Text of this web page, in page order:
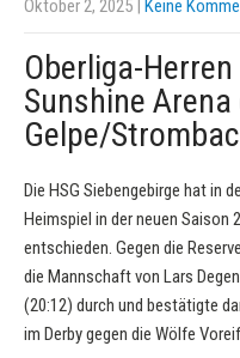
Oktober 2, 2025 Keine
Oberliga-
Sunshine Arena
Gelpe/
Die HSG Siebengebirge hat in
Heimspiel in der neuen Saison
entschieden. Gegen die
die Mannschaft von Lars
(20:12) durch und bestätigte
im Derby gegen die Wölfe